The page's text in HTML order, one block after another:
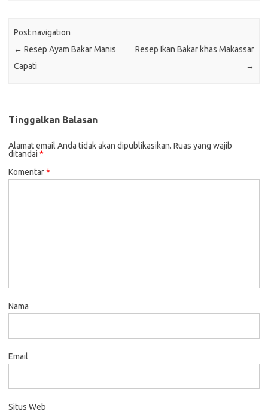
Post navigation
← Resep Ayam Bakar Manis
Capati
Resep Ikan Bakar khas Makassar
→
Tinggalkan Balasan
Alamat email Anda tidak akan dipublikasikan. Ruas yang wajib
ditandai *
Komentar*
Nama
Email
Situs Web